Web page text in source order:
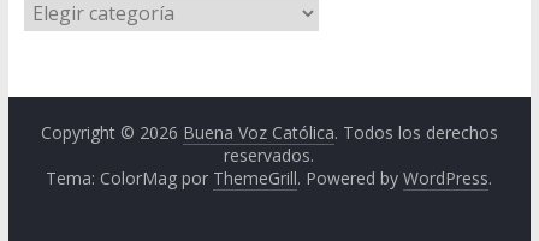
Copyright © 2026 Buena Voz Católica. Todos los derechos
reservados.
Tema: ColorMag por ThemeGrill. Powered byWordPress.